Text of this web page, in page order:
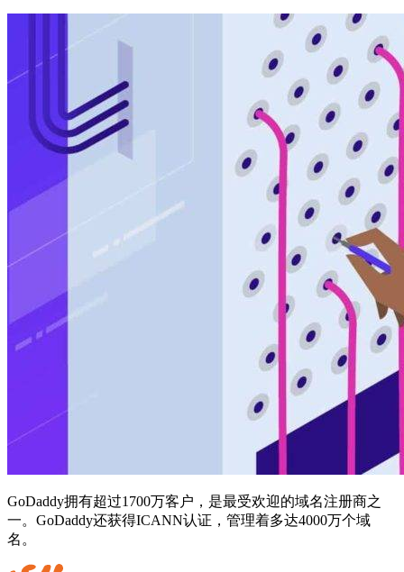
GoDaddy拥有超过1700万客户，是最受欢迎的域名注册商之
一。GoDaddy还获得ICANN认证，管理着多达4000万个域
名。